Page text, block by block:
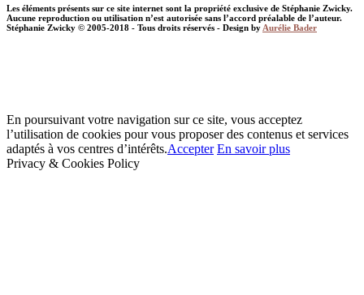
Les éléments présents sur ce site internet sont la propriété exclusive de Stéphanie Zwicky.
Aucune reproduction ou utilisation n’est autorisée sans l’accord préalable de l’auteur.
Stéphanie Zwicky © 2005-2018 - Tous droits réservés - Design byAurélie Bader
En poursuivant votre navigation sur ce site, vous acceptez
l’utilisation de cookies pour vous proposer des contenus et services
adaptés à vos centres d’intérêts.Accepter En savoir plus
Privacy & Cookies Policy